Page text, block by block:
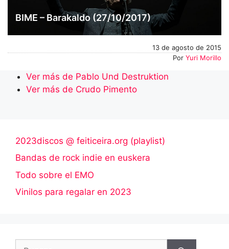
BIME – Barakaldo (27/10/2017)
13 de agosto de 2015
Por Yuri Morillo
Ver más de Pablo Und Destruktion
Ver más de Crudo Pimento
2023discos @ feiticeira.org (playlist)
Bandas de rock indie en euskera
Todo sobre el EMO
Vinilos para regalar en 2023
Buscar: